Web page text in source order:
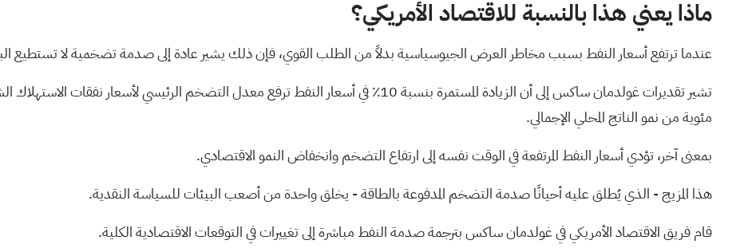
ماذا يعني هذا بالنسبة للاقتصاد الأمريكي؟
عندما ترتفع أسعار النفط بسبب مخاطر العرض الجيوسياسية بدلاً من الطلب القوي، فإن ذلك يشير عادة إلى صدمة تضخمية لا تستطيع
مئوية من نمو الناتج المحلي الإجمالي.
بمعنى آخر، تؤدي أسعار النفط المرتفعة في الوقت نفسه إلى ارتفاع التضخم وانخفاض النمو الاقتصادي.
هذا المزيج - الذي يُطلق عليه أحيانًا صدمة التضخم المدفوعة بالطاقة - يخلق واحدة من أصعب البيئات للسياسة النقدية.
قام فريق الاقتصاد الأمريكي في غولدمان ساكس بترجمة صدمة النفط مباشرة إلى تغييرات في التوقعات الاقتصادية الكلية.